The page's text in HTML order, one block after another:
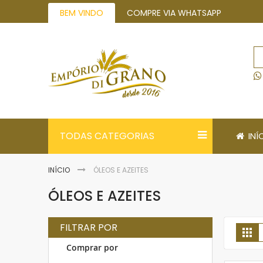
Pular
para
o
BEM VINDO COMPRE VIA WHATSAPP
TODAS CATEGORIAS
INÍCIO ÓLEOS E AZEITES
ÓLEOS E AZEITES
FILTRAR POR
Comprar por